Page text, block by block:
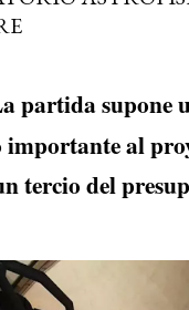
partida supone
importante al
tercio del